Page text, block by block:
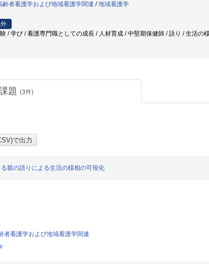
者看護学および地域看護学関連 /地域看護学
/ 学び / 看護専門職としての成長 / 人材育成 / 中堅期保健師 / 語り / 生活の
題 (3件)
親の語りによる生活の様相の可視化
者看護学および地域看護学関連